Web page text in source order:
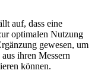
auf, dass eine
optimalen Nutzung
gewesen, um
ihren Messern
können.